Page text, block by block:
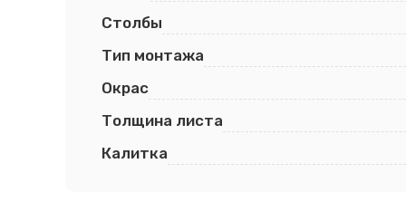
Столбы
Тип монтажа
Окрас
Толщина листа
Калитка